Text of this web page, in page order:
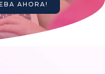
AHORA!